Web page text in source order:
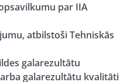
par IIA
atbilstoši Tehniskās
galarezultātu
galarezultātu kvalitāti